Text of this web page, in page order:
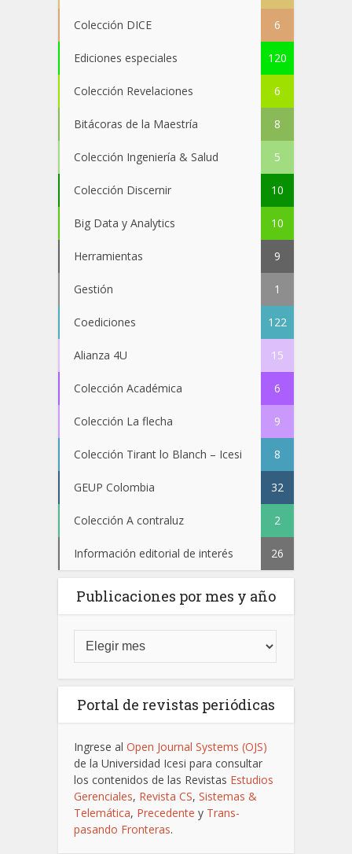
Colección DICE 6
Ediciones especiales 120
Colección Revelaciones 6
Bitácoras de la Maestría 8
Colección Ingeniería & Salud 5
Colección Discernir 10
Big Data y Analytics 10
Herramientas 9
Gestión 1
Coediciones 122
Alianza 4U 15
Colección Académica 6
Colección La flecha 9
Colección Tirant lo Blanch – Icesi 8
GEUP Colombia 32
Colección A contraluz 2
Información editorial de interés 26
Publicaciones por mes y año
Portal de revistas periódicas
Ingrese al Open Journal Systems (OJS)
de la Universidad Icesi para consultar
los contenidos de las Revistas Estudios
Gerenciales, Revista CS, Sistemas &
Telemática, Precedente y Trans-
pasando Fronteras.